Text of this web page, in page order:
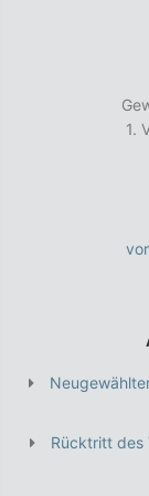
1.
Rücktritt des